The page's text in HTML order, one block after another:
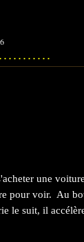
une
pour voir. Au
le suit, il